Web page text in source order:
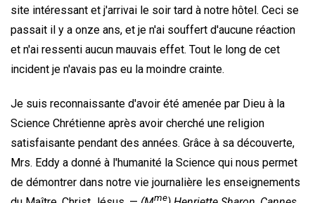
site intéressant et j'arrivai le soir tard à notre hôtel. Ceci se
passait il y a onze ans, et je n'ai souffert d'aucune réaction
et n'ai ressenti aucun mauvais effet. Tout le long de cet
incident je n'avais pas eu la moindre crainte.
Je suis reconnaissante d'avoir été amenée par Dieu à la
Science Chrétienne après avoir cherché une religion
satisfaisante pendant des années. Grâce à sa découverte,
Mrs. Eddy a donné à l'humanité la Science qui nous permet
de démontrer dans notre vie journalière les enseignements
me